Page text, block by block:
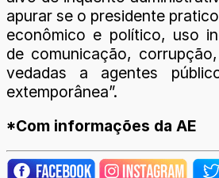
apurar se o presidente
econômico e político, uso
de comunicação,
vedadas a agentes
extemporânea”.
*Com informações da AE